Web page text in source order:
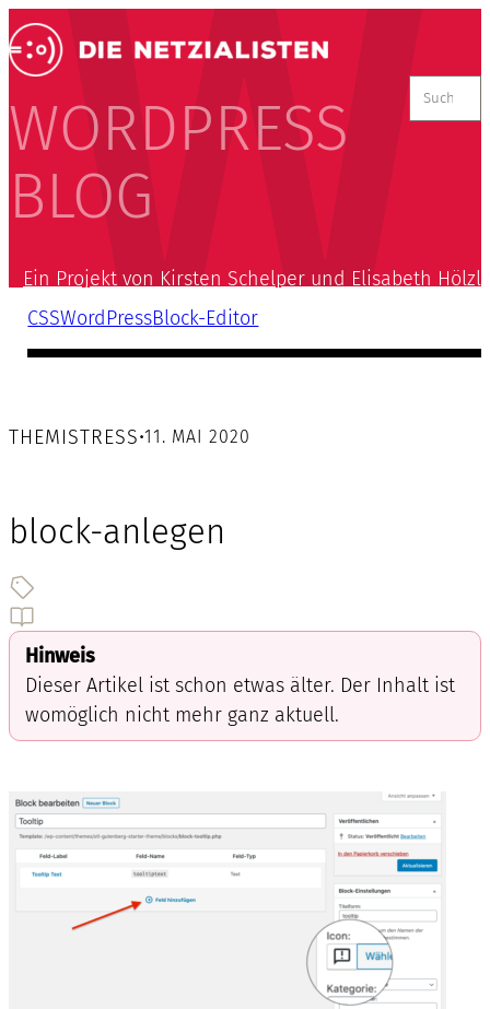
WORDPRESS
BLOG
nach:
Ein Projekt von Kirsten Schelper und Elisabeth Hölzl
CSSWordPressBlock-Editor
THEMISTRESS•11. MAI 2020
block-anlegen
Hinweis
Dieser Artikel ist schon etwas älter. Der Inhalt ist
womöglich nicht mehr ganz aktuell.